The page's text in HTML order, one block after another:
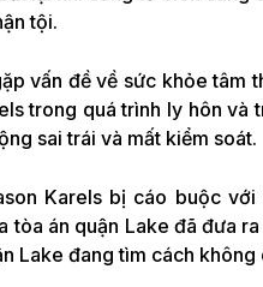
tội.
vấn đề về sức khỏe tâm
trong quá trình ly hôn và
sai trái và mất kiểm soát.
Karels bị cáo buộc
án quận Lake đã đưa
Lake đang tìm cách